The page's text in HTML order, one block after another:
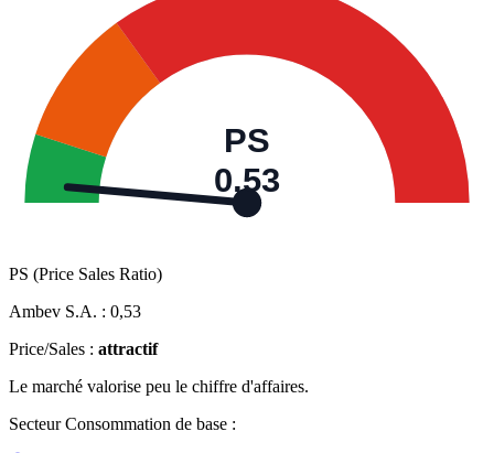
PS
0,53
PS (Price Sales Ratio)
Ambev S.A. : 0,53
Price/Sales : attractif
Le marché valorise peu le chiffre d'affaires.
Secteur Consommation de base :